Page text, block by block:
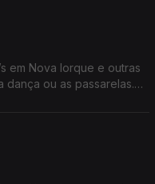
em Nova Iorque e outras
dança ou as passarelas.